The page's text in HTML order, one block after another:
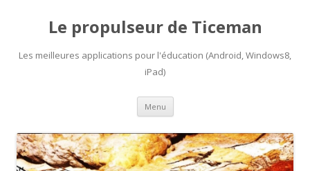
Le propulseur de Ticeman
Les meilleures applications pour l'éducation (Android, Windows8,
iPad)
Menu Aller
contenu